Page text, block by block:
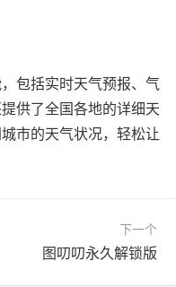
包括实时天气预报、气
供了全国各地的详细天
市的天气状况，轻松让
下一个
图叨叨永久解锁版